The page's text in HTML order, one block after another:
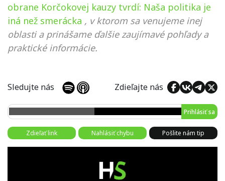
obrane Korčokovej kauzy tvrdí: Naša politika je
iná než smerácka , v ktorom sa venujeme inej
oblasti a prinášame ďalšie zaujímavé pohľady a
praktické informácie.
Sledujte nás Zdieľajte nás
Prihlásiť sa
Zdieľať link Nahlásiť chybu Pošlite nám tip